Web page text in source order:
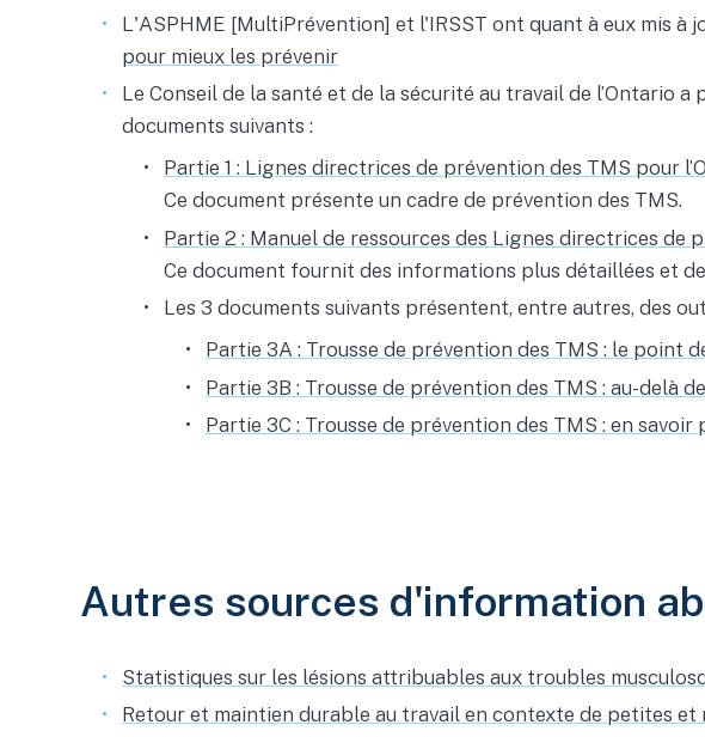
L'ASPHME [MultiPrévention] et l'IRSST ont quant à eux mis à
pour mieux les prévenir
Le Conseil de la santé et de la sécurité au travail de l’Ontario
documents suivants :
Partie 1 : Lignes directrices de prévention des TMS pour
Ce document présente un cadre de prévention des TMS.
Partie 2 : Manuel de ressources des Lignes directrices de
Ce document fournit des informations plus détaillées et
Les 3 documents suivants présentent, entre autres, des
Partie 3A : Trousse de prévention des TMS : le point
Partie 3B : Trousse de prévention des TMS : au-delà
Partie 3C : Trousse de prévention des TMS : en
Autres sources d'information
Statistiques sur les lésions attribuables aux troubles
Retour et maintien durable au travail en contexte de petites et